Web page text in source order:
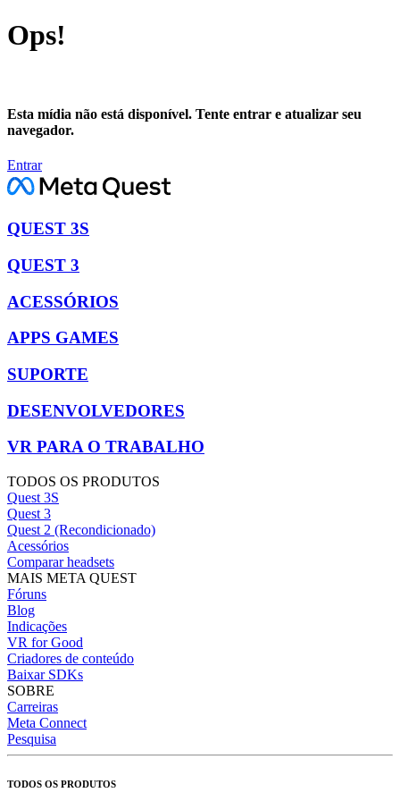
Ops!
Esta mídia não está disponível. Tente entrar e atualizar seu
navegador.
Entrar
QUEST 3S
QUEST 3
ACESSÓRIOS
APPS GAMES
SUPORTE
DESENVOLVEDORES
VR PARA O TRABALHO
TODOS OS PRODUTOS
Quest 3S
Quest 3
Quest 2 (Recondicionado)
Acessórios
Comparar headsets
MAIS META QUEST
Fóruns
Blog
Indicações
VR for Good
Criadores de conteúdo
Baixar SDKs
SOBRE
Carreiras
Meta Connect
Pesquisa
TODOS OS PRODUTOS